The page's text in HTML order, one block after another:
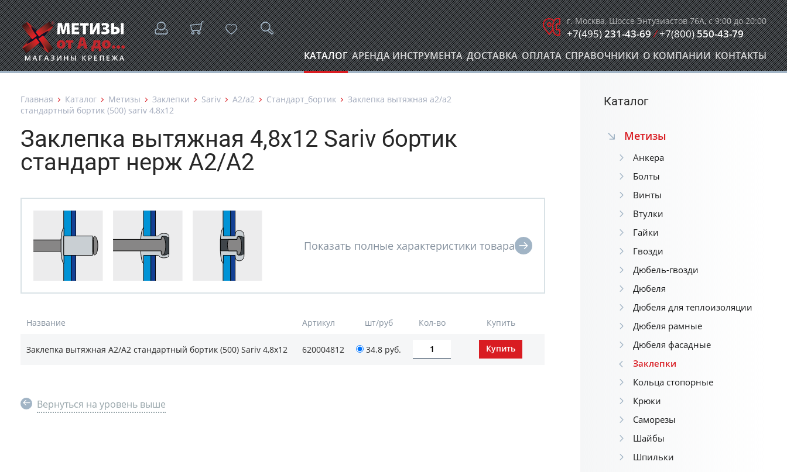
г. Москва, Шоссе Энтузиастов 76А, с 9:00 до 20:00
+7(495)231-43-69/+7(800)550-43-79
КАТАЛОГ АРЕНДА ИНСТРУМЕНТА ДОСТАВКА ОПЛАТА СПРАВОЧНИКИ О КОМПАНИИ КОНТАКТЫ
Главная Каталог Метизы Заклепки Sariv А2/а2 Стандарт_бортик
Заклепка вытяжная а2/а2
стандартный бортик (500) sariv 4,8х12
Заклепка вытяжная 4,8х12 Sariv бортик
стандарт нерж А2/А2
Название Артикул шт/руб Кол-во Купить
Заклепка вытяжная А2/А2 стандартный бортик (500) Sariv 4,8х12 620004812 34.8 руб.
Вернуться на уровень выше
Каталог
Метизы
Анкера
Болты
Винты
Втулки
Гайки
Гвозди
Дюбель-гвозди
Дюбеля
Дюбеля для теплоизоляции
Дюбеля рамные
Дюбеля фасадные
Заклепки
Кольца стопорные
Крюки
Саморезы
Шайбы
Шпильки